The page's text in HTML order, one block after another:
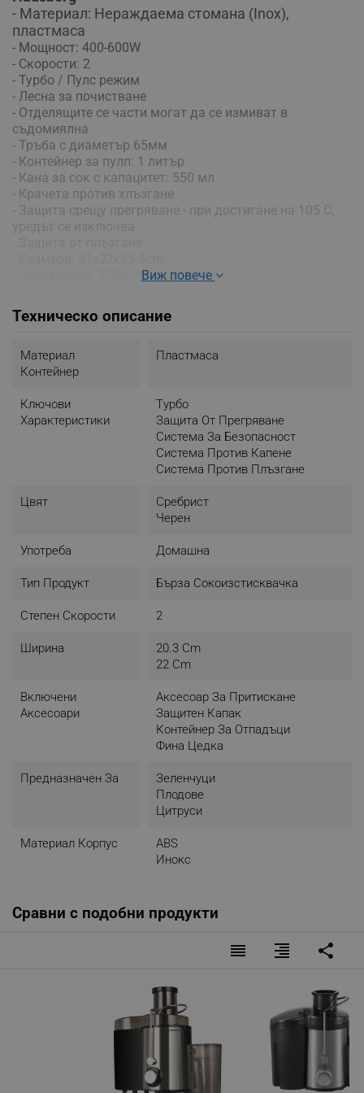
- Материал: Нераждаема стомана (Inox),
пластмаса
- Мощност: 400-600W
- Скорости: 2
- Турбо / Пулс режим
- Лесна за почистване
- Отделящите се части могат да се измиват в
съдомиялна
- Тръба с диаметър 65мм
- Контейнер за пулп: 1 литър
- Кана за сок с капацитет: 550 мл
- Крачета против хлъзгане
- Защита срещу прегряване - при достигане на 105 C,
- Захранване: 220V-240V /50Hz
Виж повече
Техническо описание
Материал
Контейнер
Пластмаса
Ключови
Характеристики
Tурбо
Защита От Прегряване
Система За Безопасност
Система Против Капене
Система Против Плъзгане
Цвят
Сребрист
Черен
Употреба Домашна
Тип Продукт Бърза Сокоизстисквачка
Степен Скорости 2
Ширина
20.3 Cm
22 Cm
Включени
Аксесоари
Аксесоар За Притискане
Защитен Капак
Контейнер За Отпадъци
Фина Цедка
Предназначен За
Зеленчуци
Плодове
Цитруси
Материал Корпус
ABS
Инокс
Сравни с подобни продукти
reorder format_align_right share